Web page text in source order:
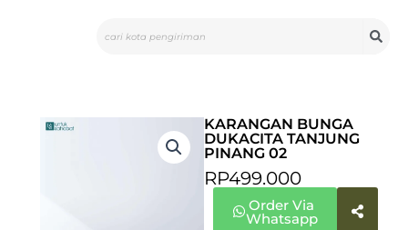
KARANGAN BUNGA
DUKACITA TANJUNG
PINANG 02
RP499.000
Order Via
Whatsapp